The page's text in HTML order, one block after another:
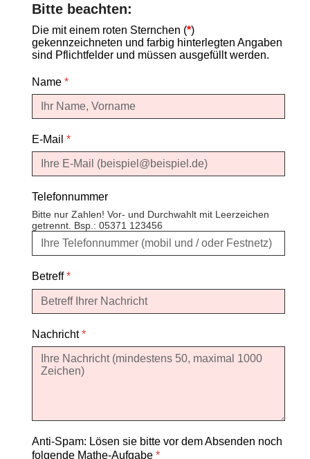
Bitte beachten:
Die mit einem roten Sternchen (*)
gekennzeichneten und farbig hinterlegten Angaben
sind Pflichtfelder und müssen ausgefüllt werden.
Name*
E-Mail*
Telefonnummer
Bitte nur Zahlen! Vor- und Durchwahlt mit Leerzeichen
getrennt. Bsp.: 05371 123456
Betreff*
Nachricht*
Anti-Spam: Lösen sie bitte vor dem Absenden noch
folgende Mathe-Aufgabe*